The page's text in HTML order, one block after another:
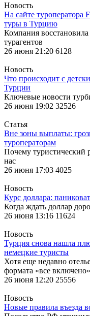
Новость
На сайте туроператора
туры в Турцию
Компания
турагентов
26 июня 21:20 6128
Новость
Что происходит с
Турции
Ключевые новости
26 июня 19:02 32526
Статья
Вне зоны выплаты:
туроператорам
Почему туристический
нас
26 июня 17:03 4025
Новость
Курс доллара:
Когда ждать доллар
26 июня 13:16 11624
Новость
Турция снова нашла
немецкие туристы
Хотя еще недавно
формата «все
26 июня 12:20 25556
Новость
Новые правила въезда